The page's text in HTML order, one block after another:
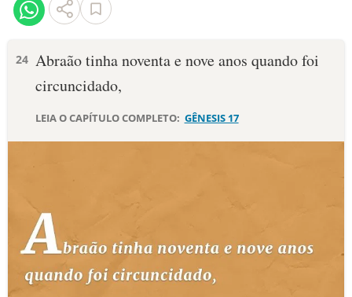
VERSÍCULOS
PALAVRA DO DIA
10 MANDAMENTOS
ESTUDOS BÍBLICOS
ESBOÇOS DE PREGAÇÃO
24 Abraão tinha noventa e nove anos quando foi
circuncidado,
LEIA O CAPÍTULO COMPLETO: GÊNESIS 17